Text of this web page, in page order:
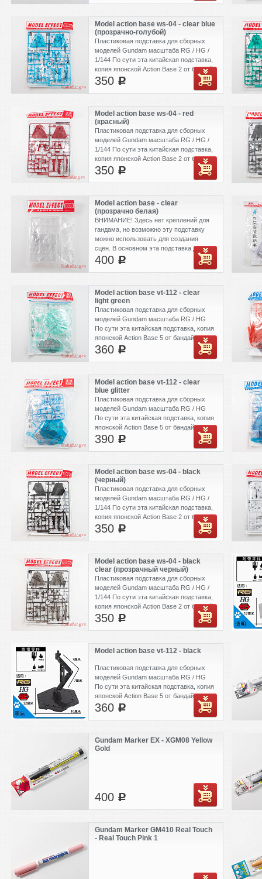
Model action base ws-04 - clear blue
(прозрачно-голубой)
Пластиковая подставка для сборных
моделей Gundam масштаба RG / HG /
1/144 По сути эта китайская подставка,
копия японской Action Base 2 от бандай.
350 c
Model action base ws-04 - red
(красный)
Пластиковая подставка для сборных
моделей Gundam масштаба RG / HG /
1/144 По сути эта китайская подставка,
копия японской Action Base 2 от бандай.
350 c
Model action base - clear
(прозрачно белая)
ВНИМАНИЕ! Здесь нет креплений для
гандама, но возможно эту подставку
можно использовать для создания
сцен. В основном эта подставка для
моделей S.H.Figuarts от Bandai
400 c
Model action base vt-112 - сlear
light green
Пластиковая подставка для сборных
моделей Gundam масштаба RG / HG
По сути эта китайская подставка, копия
японской Action Base 5 от бандай.
360 c
Model action base vt-112 - clear
blue glitter
Пластиковая подставка для сборных
моделей Gundam масштаба RG / HG
По сути эта китайская подставка, копия
японской Action Base 5 от бандай.
390 c
Model action base ws-04 - black
(черный)
Пластиковая подставка для сборных
моделей Gundam масштаба RG / HG /
1/144 По сути эта китайская подставка,
копия японской Action Base 2 от бандай.
350 c
Model action base ws-04 - black
clear (прозрачный черный)
Пластиковая подставка для сборных
моделей Gundam масштаба RG / HG /
1/144 По сути эта китайская подставка,
копия японской Action Base 2 от бандай.
350 c
Model action base vt-112 - black
Пластиковая подставка для сборных
моделей Gundam масштаба RG / HG
По сути эта китайская подставка, копия
японской Action Base 5 от бандай.
360 c
Gundam Marker EX - XGM08 Yellow
Gold
400 c
Gundam Marker GM410 Real Touch
- Real Touch Pink 1